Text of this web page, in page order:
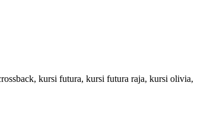
kursi futura, kursi futura raja, kursi olivia,